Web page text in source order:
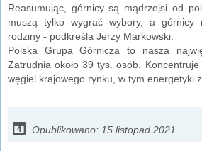
Reasumując, górnicy są mądrzejsi od
muszą tylko wygrać wybory, a górnicy
rodziny - podkreśla Jerzy Markowski.
Polska Grupa Górnicza to nasza
Zatrudnia około 39 tys. osób.
węgiel krajowego rynku, w tym energetyki
Opublikowano: 15 listopad 2021